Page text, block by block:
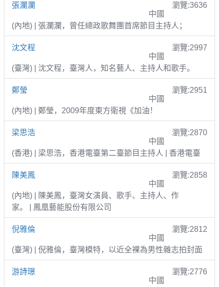
張瀾瀾
瀏覽:3636
中國
(內地) | 張瀾瀾，曾任總政歌舞團首席節目主持人；
沈文程
瀏覽:2997
中國
(臺灣) | 沈文程，臺灣人，知名藝人、主持人和歌手。
鄭瑩
瀏覽:2951
中國
(內地) | 鄭瑩，2009年度東方衛視《加油！
梁思浩
瀏覽:2870
中國
(香港) | 梁思浩，香港電臺第二臺節目主持人 | 香港電臺
陳美鳳
瀏覽:2858
中國
(內地) | 陳美鳳，臺灣女演員、歌手、主持人、作
家。 | 鳳凰藝能股份有限公司
倪雅倫
瀏覽:2812
中國
(臺灣) | 倪雅倫，臺灣模特，以近全裸為男性雜志拍封面
游詩璟
瀏覽:2776
中國